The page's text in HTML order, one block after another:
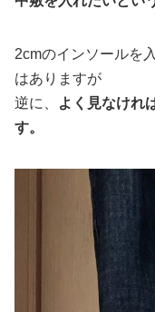
2cmのインソールを
はありますが
逆に、
よく見なけれ
す。